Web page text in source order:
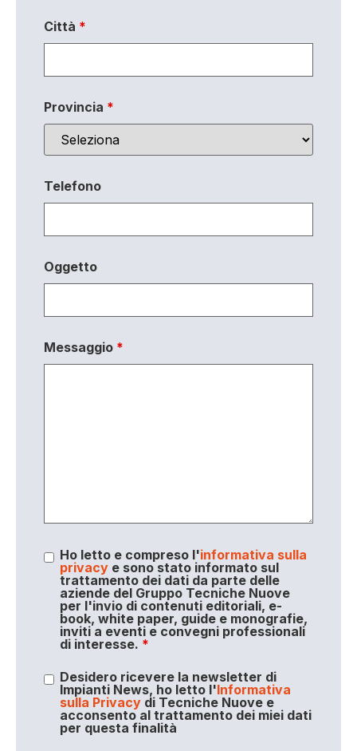
Città *
Provincia *
Telefono
Oggetto
Messaggio *
Ho letto e compreso l'informativa sulla
privacye sono stato informato sul
trattamento dei dati da parte delle
aziende del Gruppo Tecniche Nuove
per l'invio di contenuti editoriali, e-
book, white paper, guide e monografie,
inviti a eventi e convegni professionali
di interesse. *
Desidero ricevere la newsletter di
Impianti News, ho letto l'Informativa
sulla Privacydi Tecniche Nuove e
acconsento al trattamento dei miei dati
per questa finalità